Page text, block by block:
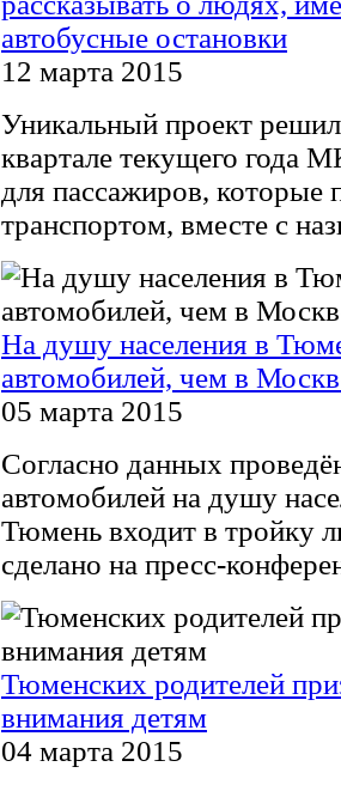
автобусные остановки
12 марта 2015
Уникальный проект
квартале текущего года
для пассажиров, которые
транспортом, вместе с
На душу населения в
автомобилей, чем в
05 марта 2015
Согласно данных
автомобилей на душу
Тюмень входит в тройку
сделано на пресс-
Тюменских родителей
внимания детям
04 марта 2015